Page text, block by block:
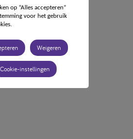
op “Alles accepteren”
voor het gebruik
Weigeren
Cookie-instellingen